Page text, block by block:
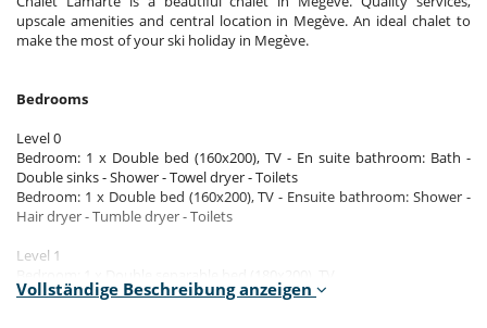
upscale amenities and central location in Megève. An ideal chalet to
make the most of your ski holiday in Megève.
Bedrooms
Level 0
Bedroom: 1 x Double bed (160x200), TV - En suite bathroom: Bath -
Double sinks - Shower - Towel dryer - Toilets
Bedroom: 1 x Double bed (160x200), TV - Ensuite bathroom: Shower -
Hair dryer - Tumble dryer - Toilets
Level 1
Master bedroom: 1 x Double bed (180x200), TV - Ensuite bathroom:
Vollständige Beschreibung anzeigen